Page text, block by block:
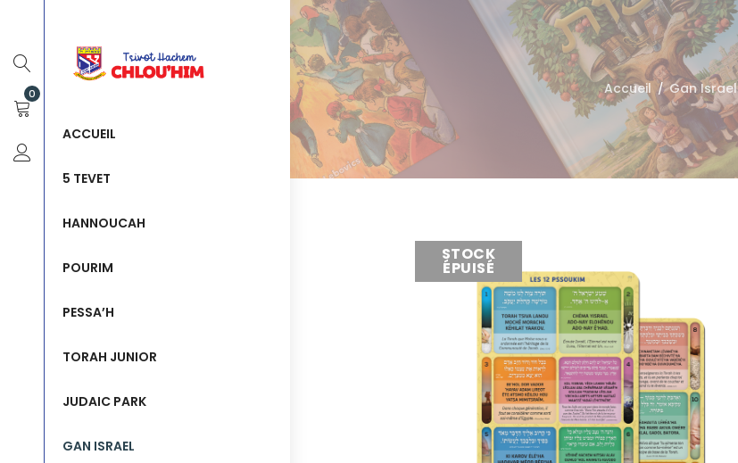
0
ACCUEIL
5 TEVET
HANNOUCAH
POURIM
PESSA’H
TORAH JUNIOR
JUDAIC PARK
GAN ISRAEL
Accueil / Gan Israel
STOCK
ÉPUISÉ